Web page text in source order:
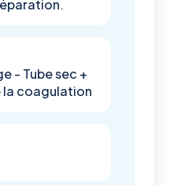
- Tube sec +
coagulation